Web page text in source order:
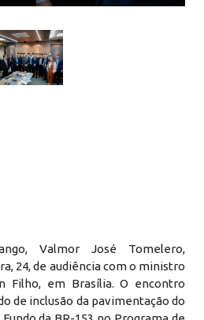
Valmor José Tomelero,
24, de audiência com o ministro
Filho, em Brasília. O encontro
de inclusão da pavimentação do